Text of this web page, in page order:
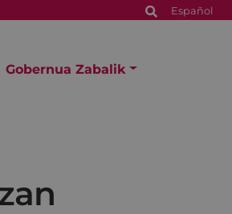
Español
Gobernua Zabalik